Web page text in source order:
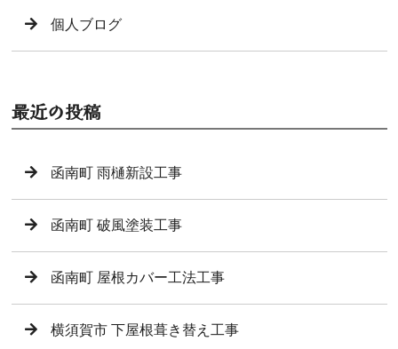
個人ブログ
最近の投稿
函南町 雨樋新設工事
函南町 破風塗装工事
函南町 屋根カバー工法工事
横須賀市 下屋根葺き替え工事